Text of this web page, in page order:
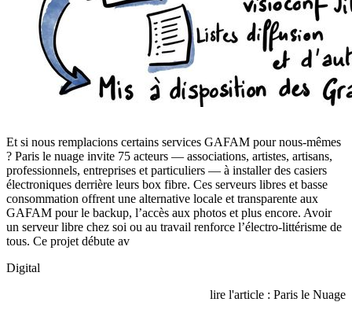
Et si nous remplacions certains services GAFAM pour nous-mêmes
? Paris le nuage invite 75 acteurs — associations, artistes, artisans,
professionnels, entreprises et particuliers — à installer des casiers
électroniques derrière leurs box fibre. Ces serveurs libres et basse
consommation offrent une alternative locale et transparente aux
GAFAM pour le backup, l’accès aux photos et plus encore. Avoir
un serveur libre chez soi ou au travail renforce l’électro-littérisme de
tous. Ce projet débute av
Digital
lire l'article : Paris le Nuage